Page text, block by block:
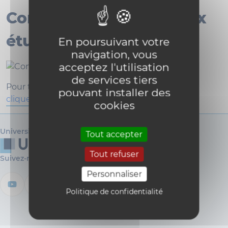
En poursuivant votre
navigation, vous
acceptez l'utilisation
de services tiers
pouvant installer des
cookies
Tout accepter
Tout refuser
Personnaliser
Politique de confidentialité
Consignes destinées aux
étudiants
Pour télécharger cette image en haute qualité,
cliquez ici
Université catholique de Louvain
Suivez-nous